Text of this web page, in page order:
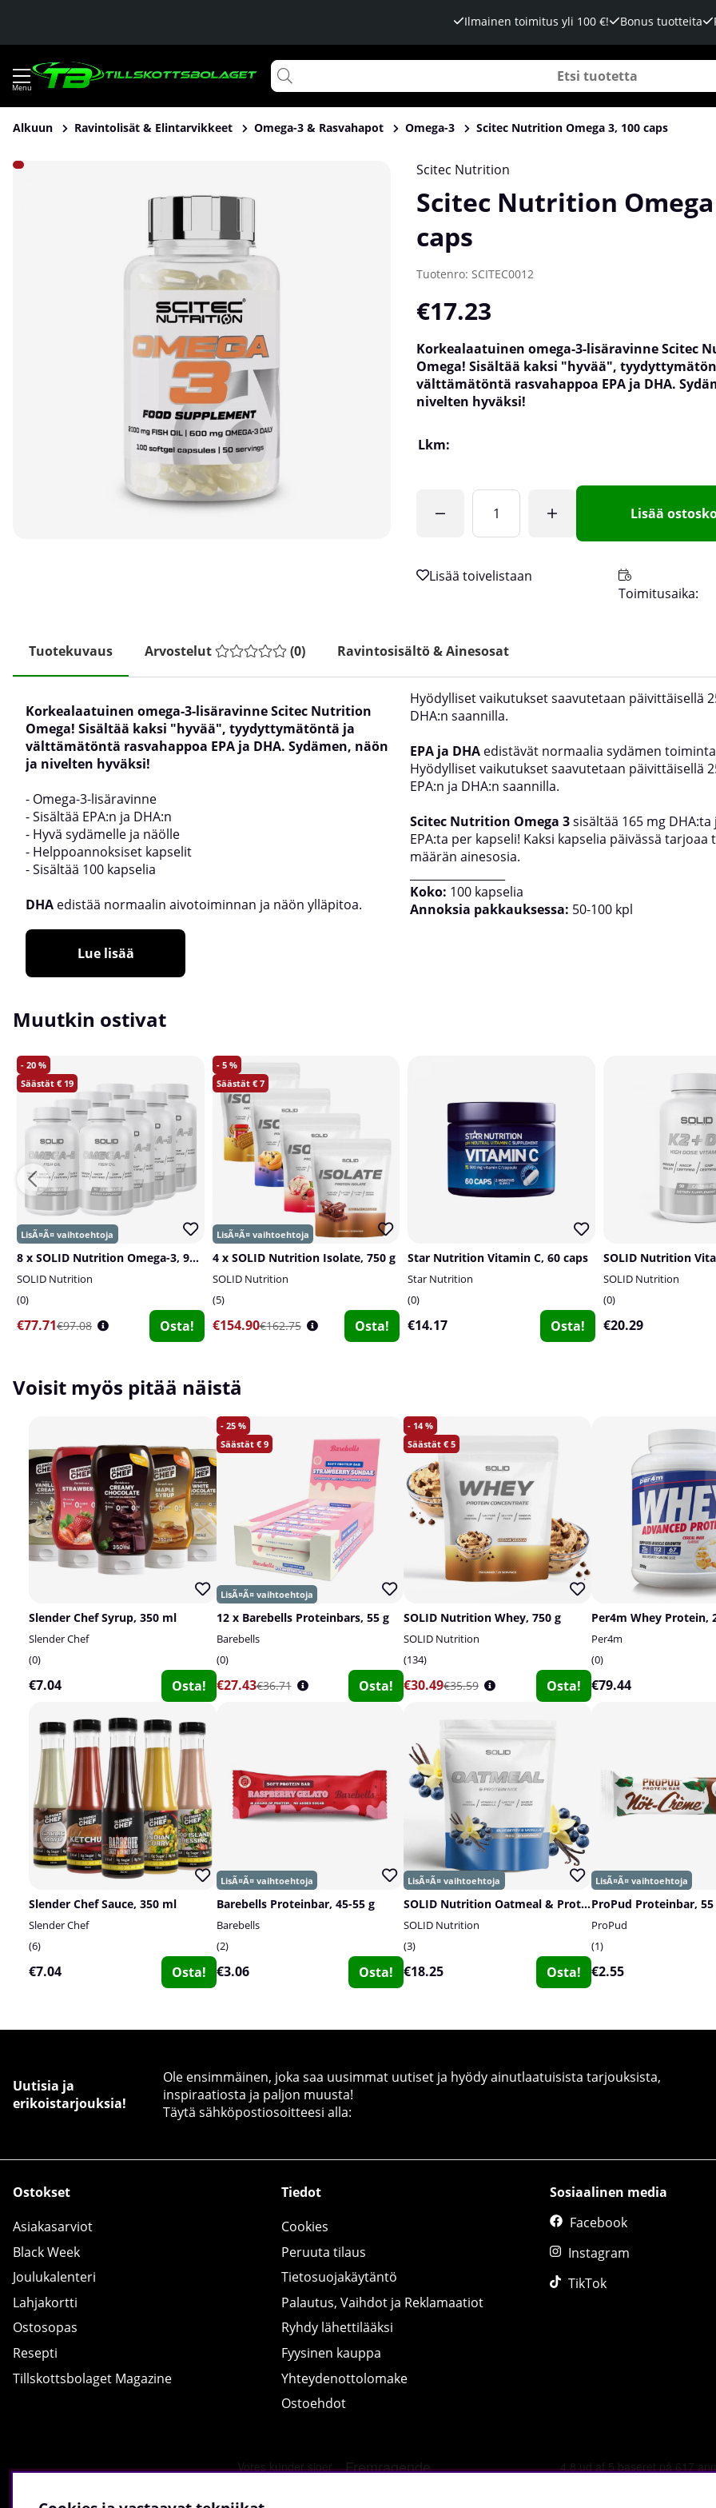
Ilmainen toimitus yli 100 €! Bonus tuotteita
Alkuun Ravintolisät & Elintarvikkeet Omega-3 & Rasvahapot Omega-3 Scitec Nutrition Omega 3, 100 caps
Tuotekuvat Scitec Nutrition Omega 3, 100 caps Scitec Nutrition
Scitec Nutrition Omega
caps
Tuotenro: SCITEC0012
€17.23
Korkealaatuinen omega-3-lisäravinne Scitec
Omega! Sisältää kaksi "hyvää",
välttämätöntä rasvahappoa EPA ja DHA.
nivelten hyväksi!
Lkm:
Lisää
Toimitusaika:
Tuotekuvaus Arvostelut (0) Ravintosisältö & Ainesosat
Korkealaatuinen omega-3-lisäravinne Scitec Nutrition
Omega! Sisältää kaksi "hyvää", tyydyttymätöntä ja
välttämätöntä rasvahappoa EPA ja DHA. Sydämen, näön
ja nivelten hyväksi!
- Omega-3-lisäravinne
- Sisältää EPA:n ja DHA:n
- Hyvä sydämelle ja näölle
- Helppoannoksiset kapselit
- Sisältää 100 kapselia
DHA edistää normaalin aivotoiminnan ja näön ylläpitoa.
Hyödylliset vaikutukset saavutetaan päivittäisellä
DHA:n saannilla.
EPA ja DHA edistävät normaalia sydämen
Hyödylliset vaikutukset saavutetaan päivittäisellä
EPA:n ja DHA:n saannilla.
Scitec Nutrition Omega 3sisältää 165 mg DHA:ta
EPA:ta per kapseli! Kaksi kapselia päivässä tarjoaa
määrän ainesosia.
Koko: 100 kapselia
Annoksia pakkauksessa: 50-100 kpl
Lue lisää
Muutkin ostivat
20
19
8 x SOLID Nutrition Omega-3, 90 caps
SOLID Nutrition
0
€77.71€97.08 Osta!
5
7
4 x SOLID Nutrition Isolate, 750 g
SOLID Nutrition
5
€154.90€162.75 Osta!
Star Nutrition Vitamin C, 60 caps
Star Nutrition
0
€14.17 Osta!
SOLID Nutrition
0
€20.29
Voisit myös pitää näistä
Slender Chef Syrup, 350 ml
Slender Chef
0
€7.04 Osta!
25
9
12 x Barebells Proteinbars, 55 g
Barebells
0
€27.43€36.71 Osta!
14
5
SOLID Nutrition Whey, 750 g
SOLID Nutrition
134
€30.49€35.59 Osta!
Per4m Whey Protein,
Per4m
0
€79.44
Slender Chef Sauce, 350 ml
Slender Chef
6
€7.04 Osta!
Barebells Proteinbar, 45-55 g
Barebells
2
€3.06 Osta!
SOLID Nutrition Oatmeal & Protein Mix, 750 g
SOLID Nutrition
3
€18.25 Osta!
ProPud Proteinbar, 55
ProPud
1
€2.55
Uutisia ja
erikoistarjouksia!
Ole ensimmäinen, joka saa uusimmat uutiset ja hyödy ainutlaatuisista tarjouksista,
inspiraatiosta ja paljon muusta!
Täytä sähköpostiosoitteesi alla:
Ostokset
Asiakasarviot
Black Week
Joulukalenteri
Lahjakortti
Ostosopas
Resepti
Tillskottsbolaget Magazine
Tiedot
Cookies
Peruuta tilaus
Tietosuojakäytäntö
Palautus, Vaihdot ja Reklamaatiot
Ryhdy lähettilääksi
Fyysinen kauppa
Yhteydenottolomake
Ostoehdot
Sosiaalinen media
Facebook
Instagram
TikTok